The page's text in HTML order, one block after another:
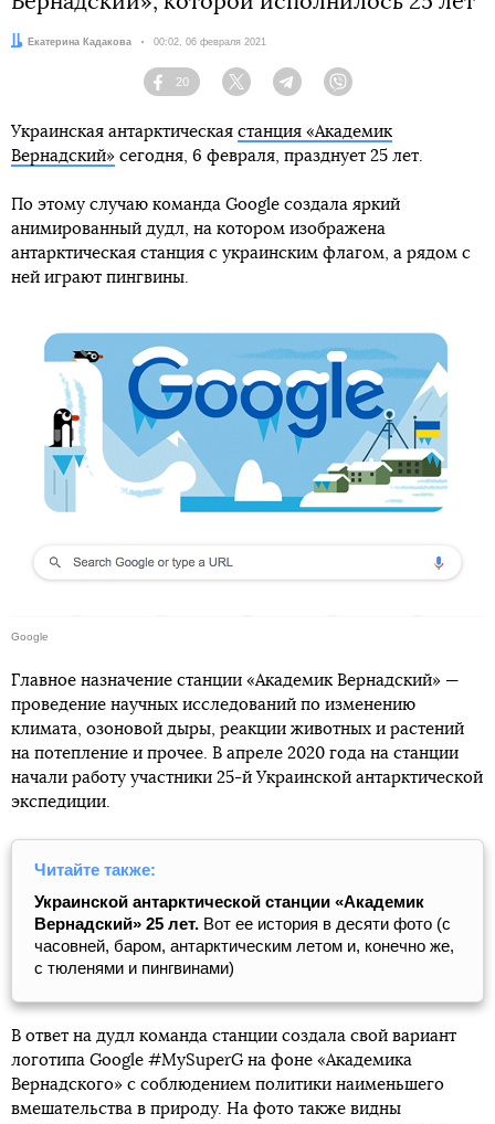
Автор:Екатерина Кадакова Дата:
00:02, 06 февраля 2021
Facebook
20
Twitter TelegramViber
Украинская антарктическая станция «Академик
Вернадский» сегодня, 6 февраля, празднует 25 лет.
По этому случаю команда Google создала яркий
анимированный дудл, на котором изображена
антарктическая станция с украинским флагом, а рядом с
ней играют пингвины.
Google
Главное назначение станции «Академик Вернадский» —
проведение научных исследований по изменению
климата, озоновой дыры, реакции животных и растений
на потепление и прочее. В апреле 2020 года на станции
начали работу участники 25-й Украинской антарктической
экспедиции.
Читайте также:
Украинской антарктической станции «Академик
Вернадский» 25 лет. Вот ее история в десяти фото (с
часовней, баром, антарктическим летом и, конечно же,
с тюленями и пингвинами)
В ответ на дудл команда станции создала свой вариант
логотипа Google #MySuperG на фоне «Академика
Вернадского» с соблюдением политики наименьшего
вмешательства в природу. На фото также видны